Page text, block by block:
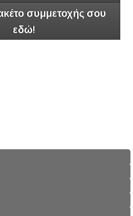
συμμετοχής σου
εδώ!